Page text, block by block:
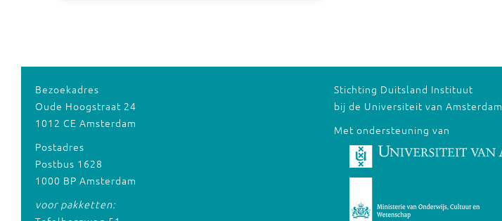
Bezoekadres
Oude Hoogstraat 24
1012 CE Amsterdam
Postadres
Postbus 1628
1000 BP Amsterdam
voor pakketten:
Stichting Duitsland Instituut
bij de Universiteit van Amsterdam
Met ondersteuning van